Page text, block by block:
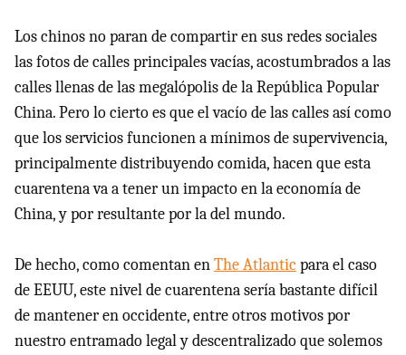
Los chinos no paran de compartir en sus redes sociales
las fotos de calles principales vacías, acostumbrados a las
calles llenas de las megalópolis de la República Popular
China. Pero lo cierto es que el vacío de las calles así como
que los servicios funcionen a mínimos de supervivencia,
principalmente distribuyendo comida, hacen que esta
cuarentena va a tener un impacto en la economía de
China, y por resultante por la del mundo.
De hecho, como comentan enThe Atlantic para el caso
de EEUU, este nivel de cuarentena sería bastante difícil
de mantener en occidente, entre otros motivos por
nuestro entramado legal y descentralizado que solemos